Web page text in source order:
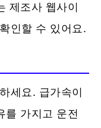
제조사 웹사이
인할 수 있어요.
세요. 급가속이
를 가지고 운전